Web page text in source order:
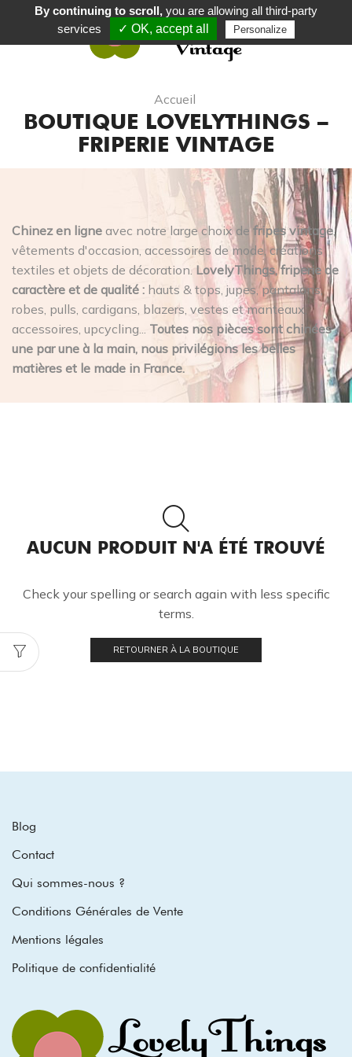
Accueil
BOUTIQUE LOVELYTHINGS –
FRIPERIE VINTAGE
Chinez en ligne avec notre large choix defripes vintage,
vêtements d'occasion, accessoires de mode, créations
textiles et objets de décoration. LovelyThings, friperie de
caractère et de qualité : hauts & tops, jupes, pantalons,
robes, pulls, cardigans, blazers, vestes et manteaux,
accessoires, upcycling... Toutes nos pièces sont chinées
une par une à la main, nous privilégions les belles
matières et le made in France.
AUCUN PRODUIT N'A ÉTÉ TROUVÉ
Check your spelling or search again with less specific
terms.
RETOURNER À LA BOUTIQUE
Blog
Contact
Qui sommes-nous ?
Conditions Générales de Vente
Mentions légales
Politique de confidentialité
By continuing to scroll,you are allowing all third-party
services
✓ OK, accept all Personalize